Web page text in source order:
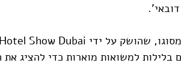
בלילות למשואות מוארות כדי להציג